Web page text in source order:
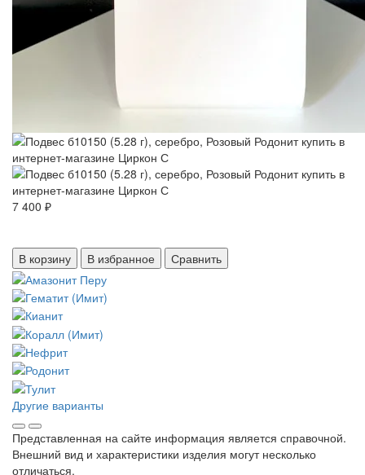
7 400 ₽
В корзину В избранное Сравнить
Другие варианты
Представленная на сайте информация является справочной.
Внешний вид и характеристики изделия могут несколько
отличаться.